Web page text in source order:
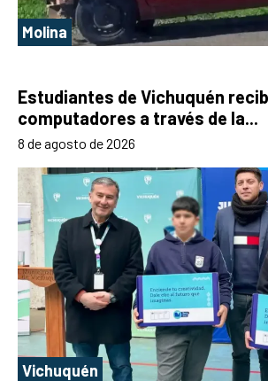
Molina
Estudiantes de Vichuquén
computadores a través de la...
8 de agosto de 2026
Vichuquén